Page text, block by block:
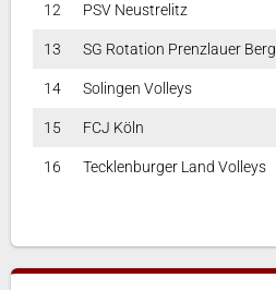
12 PSV Neustrelitz
13 SG Rotation Prenzlauer Berg
14 Solingen Volleys
15 FCJ Köln
16 Tecklenburger Land Volleys